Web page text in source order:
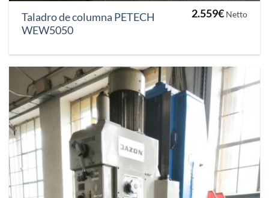
Taladro de columna PETECH
WEW5050
2.559€ Netto